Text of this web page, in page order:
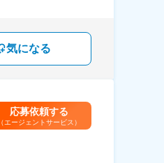
気になる
応募依頼する
（エージェントサービス）